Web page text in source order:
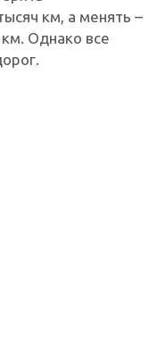
км, а менять –
Однако все